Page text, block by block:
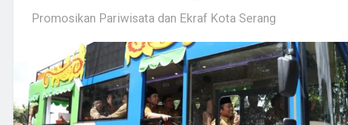
Promosikan Pariwisata dan Ekraf Kota Serang